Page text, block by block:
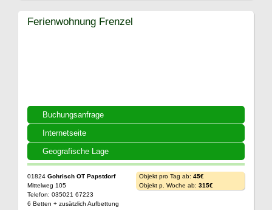
Buchungsanfrage
Internetseite
Geografische Lage
Ferienwohnung Frenzel
01824 Gohrisch OT Papstdorf
Mittelweg 105
Telefon: 035021 67223
6 Betten + zusätzlich Aufbettung
Objekt pro Tag ab: 45€
Objekt p. Woche ab: 315€